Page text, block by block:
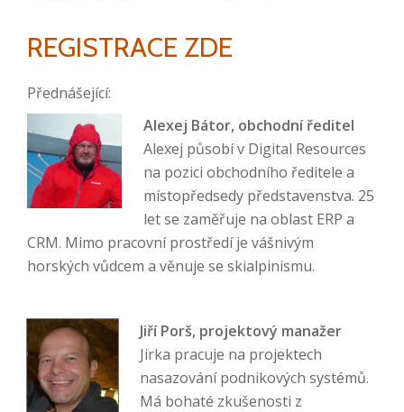
REGISTRACE ZDE
Přednášející:
Alexej Bátor, obchodní ředitel
Alexej působí v Digital Resources
na pozici obchodního ředitele a
místopředsedy představenstva. 25
let se zaměřuje na oblast ERP a
CRM. Mimo pracovní prostředí je vášnivým
horských vůdcem a věnuje se skialpinismu.
Jiří Porš, projektový manažer
Jirka pracuje na projektech
nasazování podnikových systémů.
Má bohaté zkušenosti z